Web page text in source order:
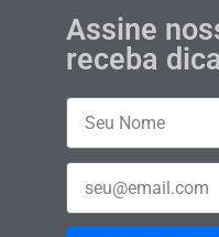
Assine
receba